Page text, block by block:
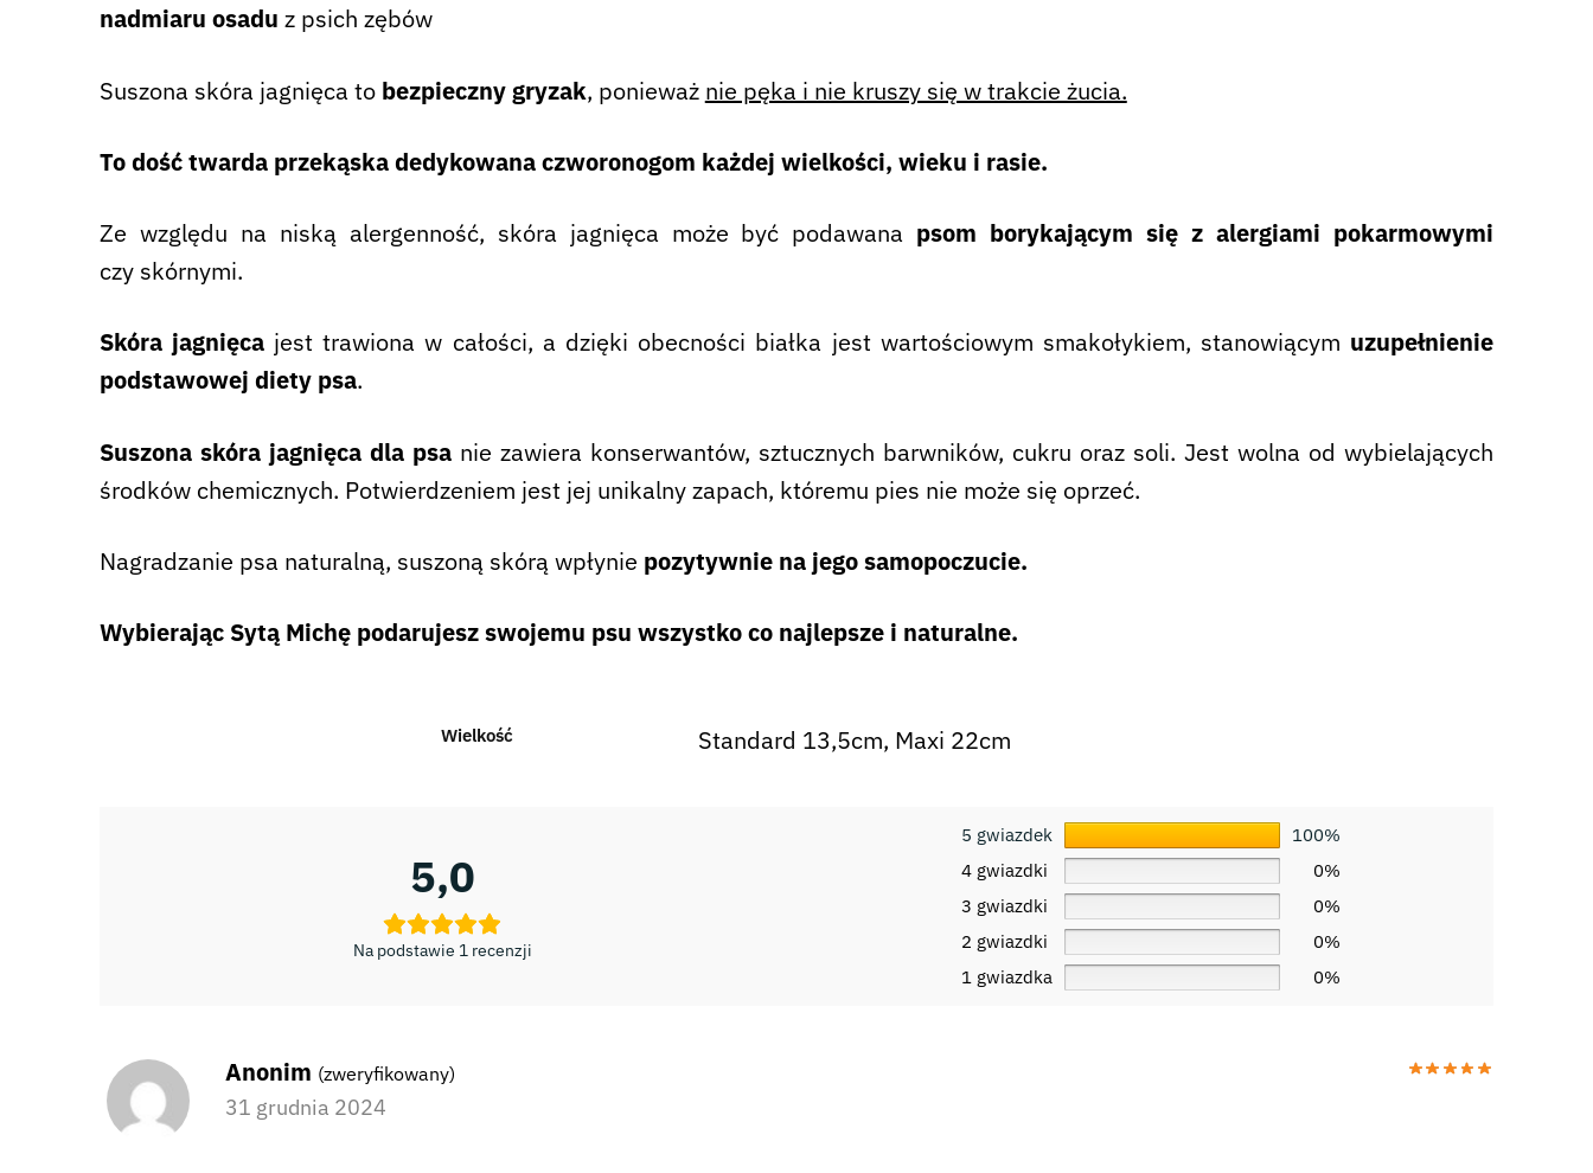
nadmiaru osadu z psich zębów
Suszona skóra jagnięca to bezpieczny gryzak, ponieważ nie pęka i nie kruszy się w trakcie żucia.
To dość twarda przekąska dedykowana czworonogom każdej wielkości, wieku i rasie.
Ze względu na niską alergenność, skóra jagnięca może być podawana psom borykającym się z alergiami pokarmowymi
czy skórnymi.
Skóra jagnięcajest trawiona w całości, a dzięki obecności białka jest wartościowym smakołykiem, stanowiącym uzupełnienie
podstawowej diety psa.
Suszona skórajagnięca dla psanie zawiera konserwantów, sztucznych barwników, cukru oraz soli. Jest wolna od wybielających
środków chemicznych. Potwierdzeniem jest jej unikalny zapach, któremu pies nie może się oprzeć.
Nagradzanie psa naturalną, suszoną skórą wpłynie pozytywnie na jego samopoczucie.
Wybierając Sytą Michę podarujesz swojemu psu wszystko co najlepsze i naturalne.
Wielkość Standard 13,5cm, Maxi 22cm
5,0
Na podstawie 1 recenzji
5 gwiazdek
100%
4 gwiazdki
0%
3 gwiazdki
0%
2 gwiazdki
0%
1 gwiazdka
0%
Anonim (zweryfikowany)
31 grudnia 2024